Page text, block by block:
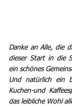
Danke an Alle, die
dieser Start in die
ein schönes
Und natürlich ein
Kuchen-und
das leibliche Wohl